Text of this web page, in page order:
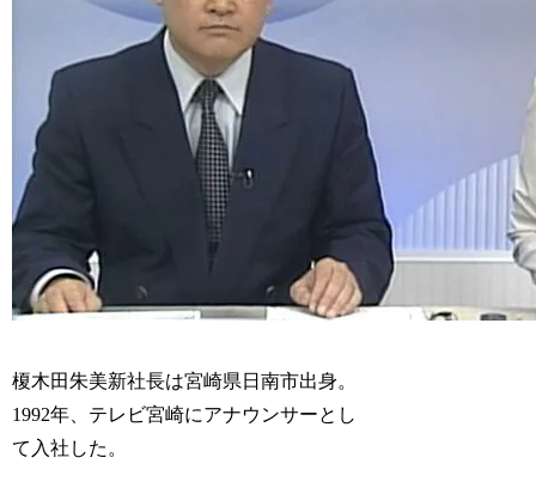
榎木田朱美新社長は宮崎県日南市出身。
1992年、テレビ宮崎にアナウンサーとし
て入社した。